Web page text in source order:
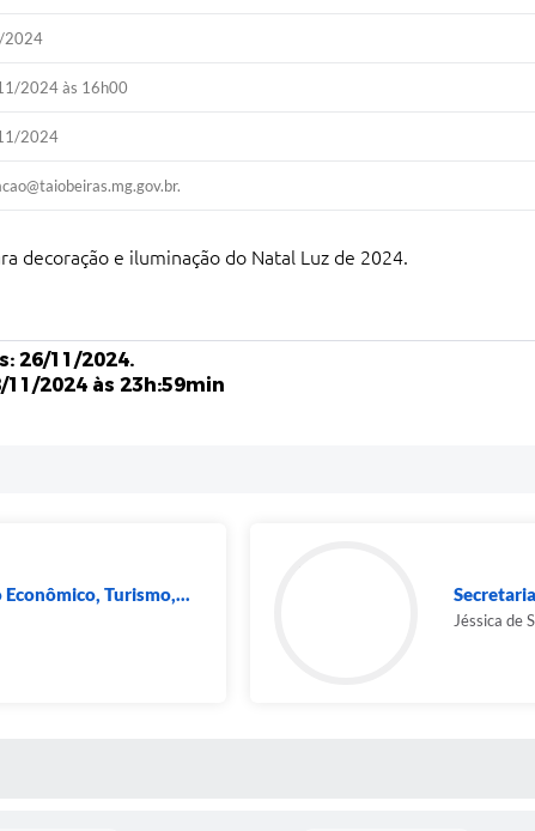
2024
2024 às 16h00
2024
decoração e iluminação do Natal Luz de 2024.
26/11/2024.
2024 às 23h:59min
Turismo,...
Jéssica de